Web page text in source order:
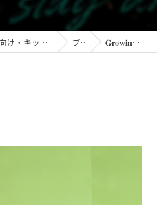
茨城でダンススクール｜初心者向け・キッズから大人までKPOPなら「Studio Growing」 ブログ 𝐆𝐫𝐨𝐰𝐢𝐧𝐠 𝐒𝐭𝐚𝐠𝐞 𝐕𝐨𝐥.𝟐